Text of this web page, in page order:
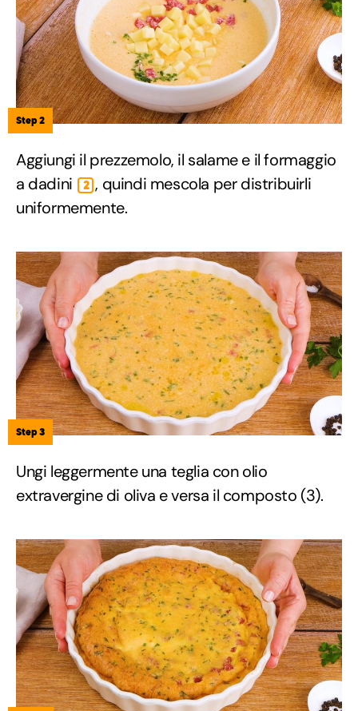
Step 2
Aggiungi il prezzemolo, il salame e il formaggio
a dadini
2 , quindi mescola per distribuirli
uniformemente.
Step 3
Ungi leggermente una teglia con olio
extravergine di oliva e versa il composto (3).